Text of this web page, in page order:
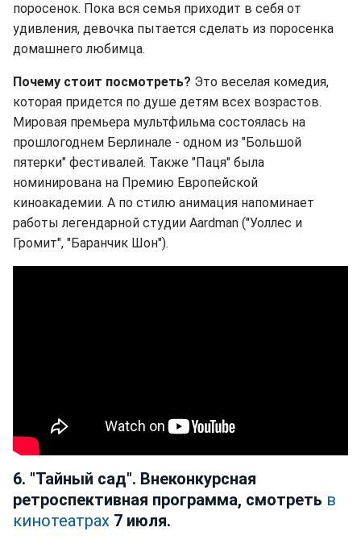
поросенок. Пока вся семья приходит в себя от
удивления, девочка пытается сделать из поросенка
домашнего любимца.
Почему стоит посмотреть? Это веселая комедия,
которая придется по душе детям всех возрастов.
Мировая премьера мультфильма состоялась на
прошлогоднем Берлинале - одном из "Большой
пятерки" фестивалей. Также "Паця" была
номинирована на Премию Европейской
киноакадемии. А по стилю анимация напоминает
работы легендарной студии Aardman ("Уоллес и
Громит", "Баранчик Шон").
6. "Тайный сад". Внеконкурсная
ретроспективная программа, смотреть в
кинотеатрах 7 июля.